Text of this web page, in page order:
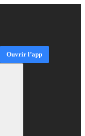
Ouvrir l’app